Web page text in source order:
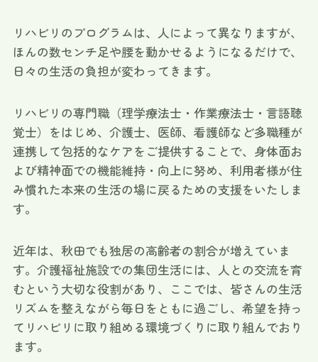
リハビリのプログラムは、人によって異なりますが、
ほんの数センチ足や腰を動かせるようになるだけで、
日々の生活の負担が変わってきます。
リハビリの専門職（理学療法士・作業療法士・言語聴
覚士）をはじめ、介護士、医師、看護師など多職種が
連携して包括的なケアをご提供することで、身体面お
よび精神面での機能維持・向上に努め、利用者様が住
み慣れた本来の生活の場に戻るための支援をいたしま
す。
近年は、秋田でも独居の高齢者の割合が増えていま
す。介護福祉施設での集団生活には、人との交流を育
むという大切な役割があり、ここでは、皆さんの生活
リズムを整えながら毎日をともに過ごし、希望を持っ
てリハビリに取り組める環境づくりに取り組んでおり
ます。